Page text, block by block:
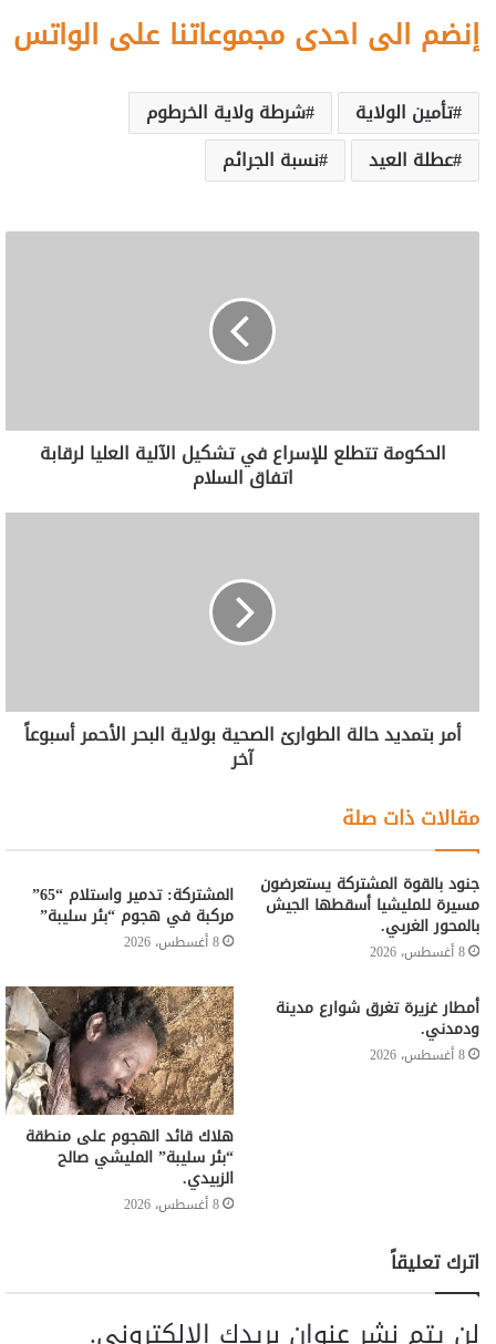
إنضم الى احدى مجموعاتنا على الواتس
تأمين الولاية
شرطة ولاية الخرطوم
عطلة العيد
نسبة الجرائم
الحكومة تتطلع للإسراع في تشكيل الآلية العليا لرقابة
اتفاق السلام
أمر بتمديد حالة الطوارئ الصحية بولاية البحر الأحمر أسبوعاً
آخر
مقالات ذات صلة
جنود بالقوة المشتركة يستعرضون
مسيرة للمليشيا أسقطها الجيش
بالمحور الغربي.
8 أغسطس، 2026
المشتركة: تدمير واستلام “65”
مركبة في هجوم “بئر سليبة”
8 أغسطس، 2026
أمطار غزيرة تغرق شوارع مدينة
ودمدني.
8 أغسطس، 2026
هلاك قائد الهجوم على منطقة
“بئر سليبة” المليشي صالح
الزبيدي.
8 أغسطس، 2026
اترك تعليقاً